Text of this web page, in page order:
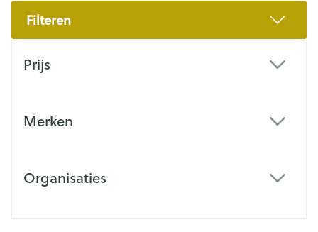
Filteren
Prijs
Merken
Organisaties